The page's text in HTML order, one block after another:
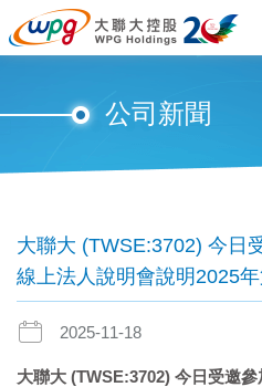
公司新聞
大聯大 (TWSE:3702) 今日
線上法人說明會說明2025
2025-11-18
大聯大 (TWSE:3702) 今日受邀